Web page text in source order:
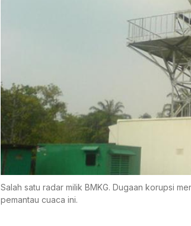
Salah satu radar milik BMKG. Dugaan korupsi
pemantau cuaca ini.